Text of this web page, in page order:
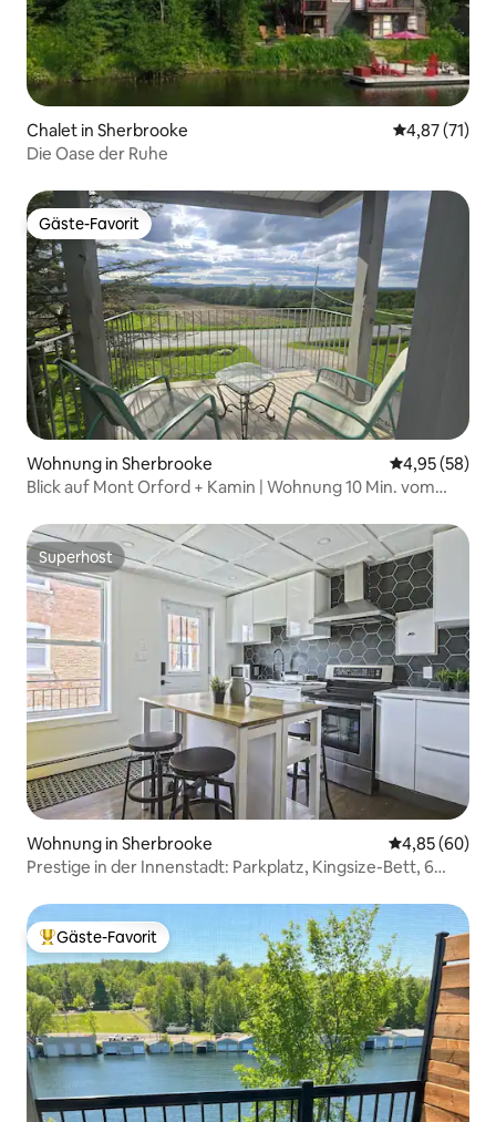
Chalet in Sherbrooke
4,87 (71)
Die Oase der Ruhe
Gäste-Favorit
Gäste-Favorit
Wohnung in Sherbrooke
4,95 (58)
Blick auf Mont Orford + Kamin | Wohnung 10 Min. vom
Superhost
Superhost
Wohnung in Sherbrooke
4,85 (60)
Prestige in der Innenstadt: Parkplatz, Kingsize-Bett, 6
Beliebter Gäste-Favorit.
Gäste-Favorit